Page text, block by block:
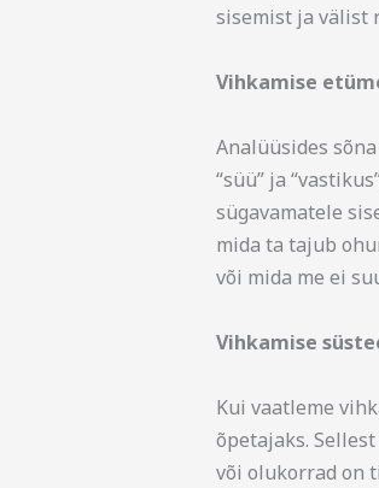
sisemist ja välist
Vihkamise
Analüüsides
“süü” ja
sügavamatele
mida ta tajub
või mida me ei
Vihkamise
Kui vaatleme
õpetajaks.
või olukorrad on